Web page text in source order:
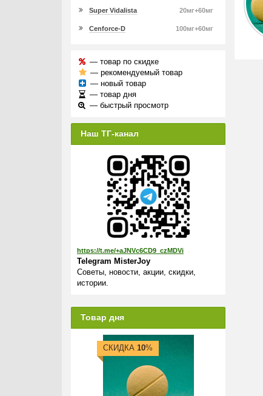
20мг+60мг
Super Vidalista
100мг+60мг
Cenforce-D
— товар по скидке
— рекомендуемый товар
— новый товар
— товар дня
— быстрый просмотр
Наш ТГ-канал
https://t.me/+aJNVc6CD9_czMDVi
Telegram MisterJoy
Советы, новости, акции, скидки,
истории.
Товар дня
СКИДКА 10%